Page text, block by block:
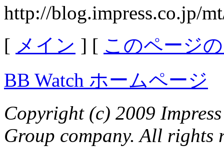
http://blog.impress.co.jp/
[ メイン ] [ このページ
BB Watch ホームページ
Copyright (c) 2009
Group company. All rights